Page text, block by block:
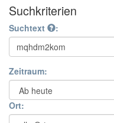
Suchkriterien
Suchtext :
Zeitraum:
Ort: